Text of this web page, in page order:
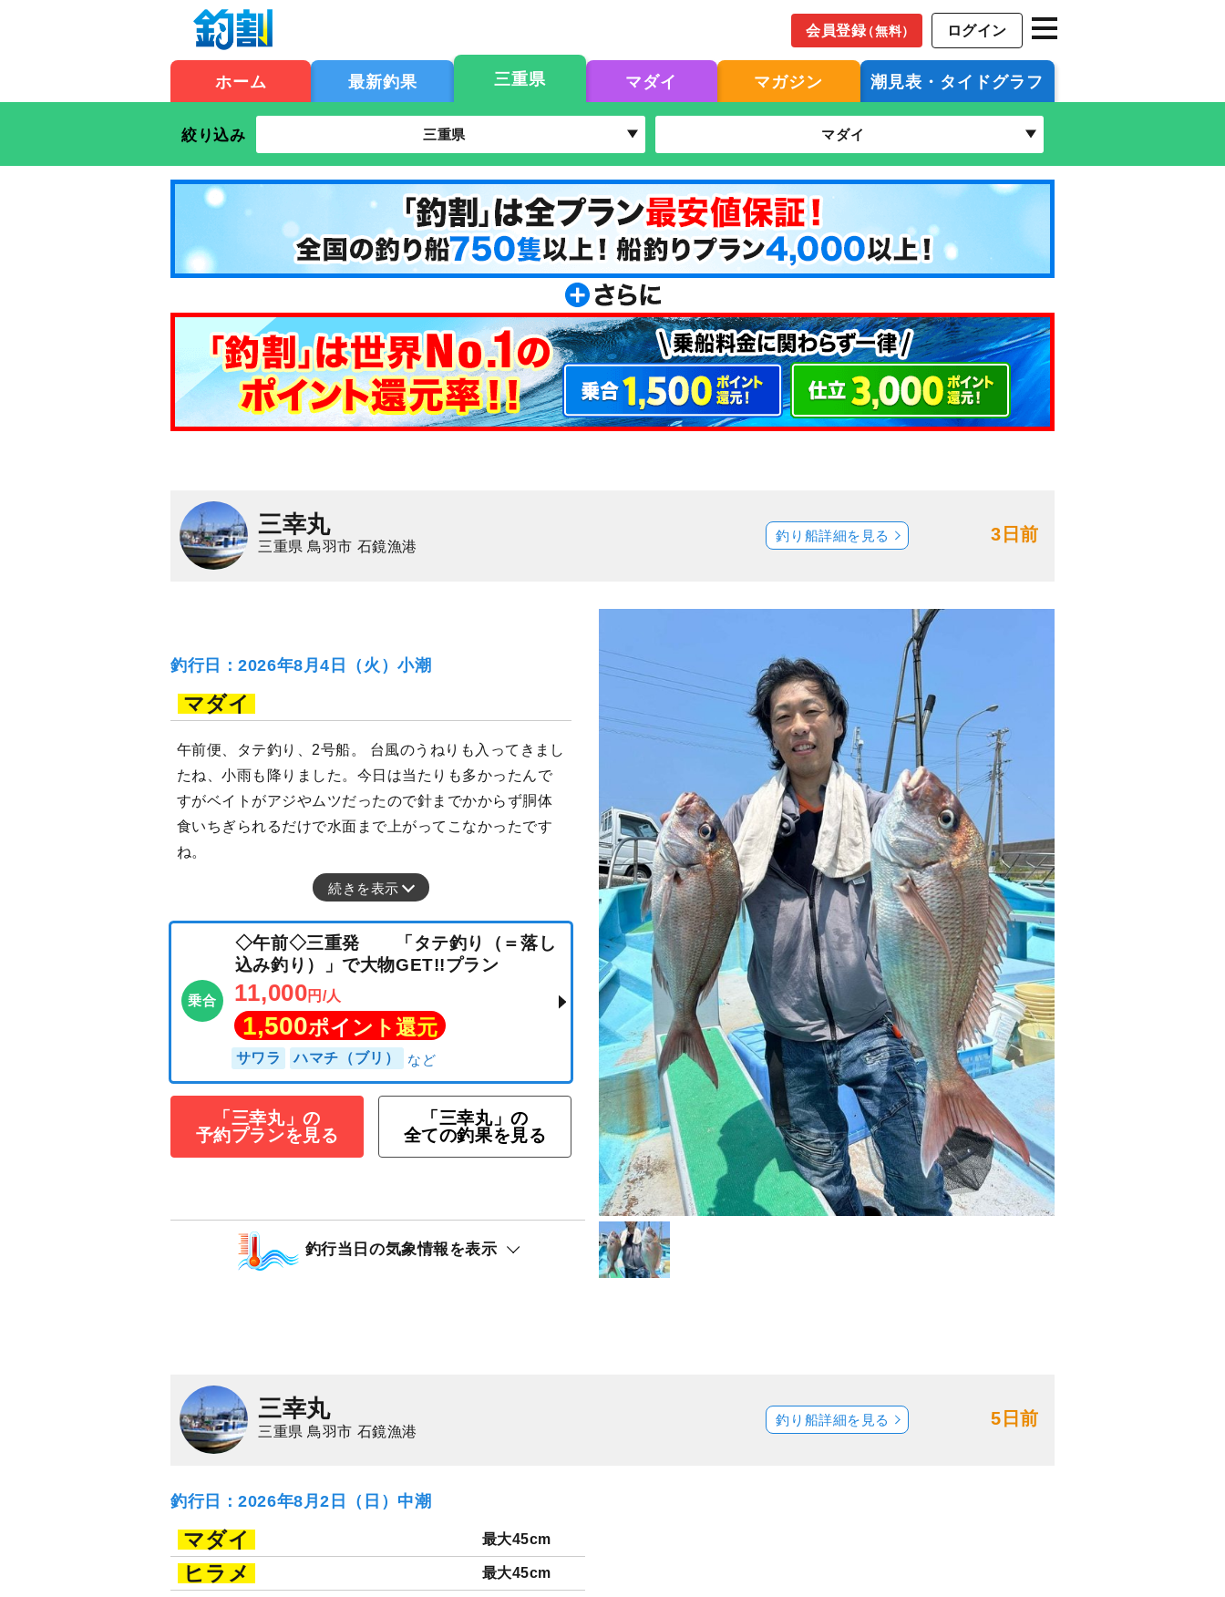
会員登録（無料） ログイン
ホーム 最新釣果 三重県 マダイ マガジン 潮見表・タイドグラフ
絞り込み 三重県 マダイ
三幸丸
三重県 鳥羽市 石鏡漁港
3日前
釣り船詳細を見る
釣行日：2026年8月4日（火）小潮
マダイ
午前便、タテ釣り、2号船。 台風のうねりも入ってきまし
たね、小雨も降りました。今日は当たりも多かったんで
すがベイトがアジやムツだったので針までかからず胴体
食いちぎられるだけで水面まで上がってこなかったです
ね。
続きを表示
乗合
◇午前◇三重発 「タテ釣り（＝落し
込み釣り）」で大物GET!!プラン
11,000円/人
1,500 ポイント還元
ハマチ（ブリ）
「三幸丸」の
予約プランを見る
「三幸丸」の
全ての釣果を見る
釣行当日の気象情報を表示
三幸丸
三重県 鳥羽市 石鏡漁港
5日前
釣り船詳細を見る
釣行日：2026年8月2日（日）中潮
マダイ 最大45cm
ヒラメ 最大45cm